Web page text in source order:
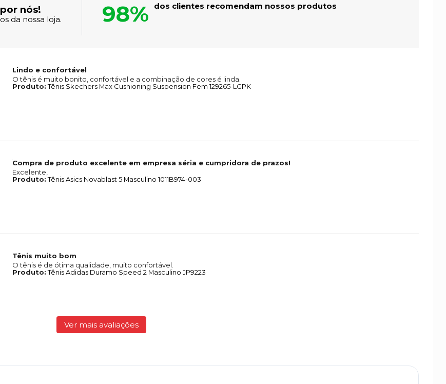
nós!
da nossa loja. 98% dos clientes recomendam nossos produtos
Lindo e confortável
O tênis é muito bonito, confortável e a combinação de cores é linda.
Produto:Tênis Skechers Max Cushioning Suspension Fem 129265-LGPK
Compra de produto excelente em empresa séria e cumpridora de prazos!
Excelente,
Produto:Tênis Asics Novablast 5 Masculino 1011B974-003
Tênis muito bom
O tênis é de ótima qualidade, muito confortável.
Produto:Tênis Adidas Duramo Speed 2 Masculino JP9223
Ver mais avaliações